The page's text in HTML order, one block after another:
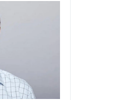
créateur d’EOS et